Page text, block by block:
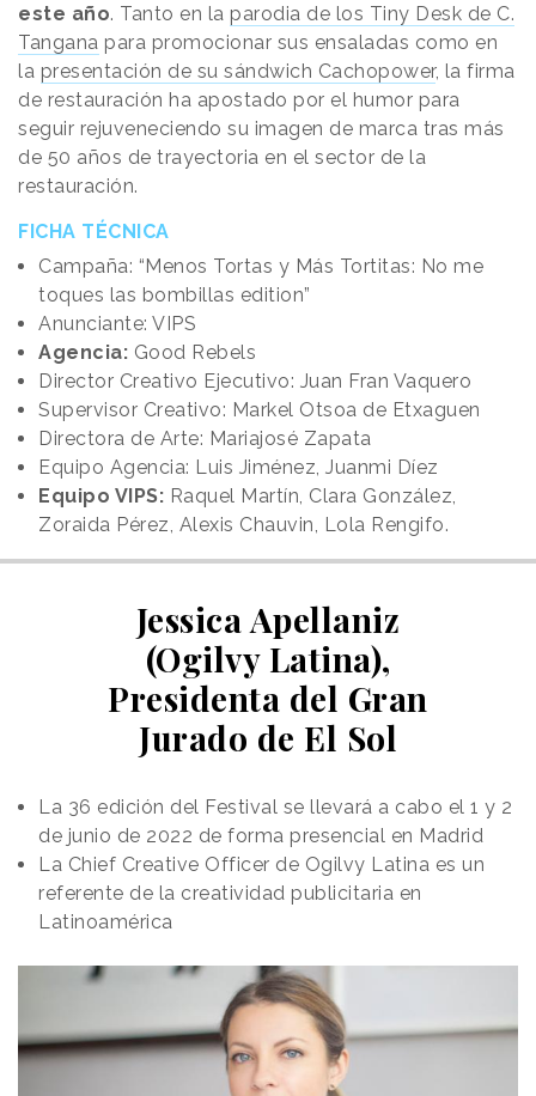
este año. Tanto en la parodia de los Tiny Desk de C.
Tangana para promocionar sus ensaladas como en
la presentación de su sándwich Cachopower, la firma
de restauración ha apostado por el humor para
seguir rejuveneciendo su imagen de marca tras más
de 50 años de trayectoria en el sector de la
restauración.
FICHA TÉCNICA
Campaña: “Menos Tortas y Más Tortitas: No me
toques las bombillas edition”
Anunciante: VIPS
Agencia: Good Rebels
Director Creativo Ejecutivo: Juan Fran Vaquero
Supervisor Creativo: Markel Otsoa de Etxaguen
Directora de Arte: Mariajosé Zapata
Equipo Agencia: Luis Jiménez, Juanmi Díez
Equipo VIPS: Raquel Martín, Clara González,
Zoraida Pérez, Alexis Chauvin, Lola Rengifo.
Jessica Apellaniz
(Ogilvy Latina),
Presidenta del Gran
Jurado de El Sol
La 36 edición del Festival se llevará a cabo el 1 y 2
de junio de 2022 de forma presencial en Madrid
La Chief Creative Officer de Ogilvy Latina es un
referente de la creatividad publicitaria en
Latinoamérica